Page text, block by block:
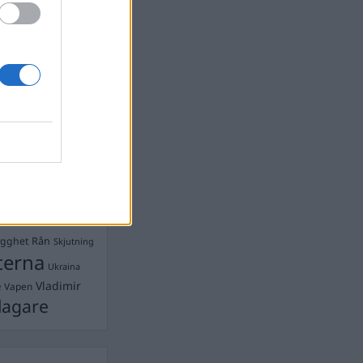
Ebba Busch
Rån Skjutning
Ukraina
Vapen Vladimir